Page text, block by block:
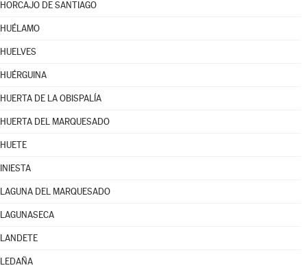
HORCAJO DE SANTIAGO
HUÉLAMO
HUELVES
HUÉRGUINA
HUERTA DE LA OBISPALÍA
HUERTA DEL MARQUESADO
HUETE
INIESTA
LAGUNA DEL MARQUESADO
LAGUNASECA
LANDETE
LEDAÑA